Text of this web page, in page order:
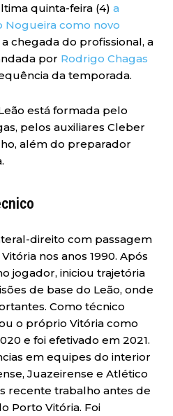
quinta-feira (4) a
Nogueira como novo
a chegada do profissional, a
por Rodrigo Chagas
da temporada.
está formada pelo
pelos auxiliares Cleber
além do preparador
direito com passagem
nos anos 1990. Após
jogador, iniciou trajetória
de base do Leão, onde
Como técnico
o próprio Vitória como
e foi efetivado em 2021.
em equipes do interior
Juazeirense e Atlético
recente trabalho antes de
Porto Vitória. Foi